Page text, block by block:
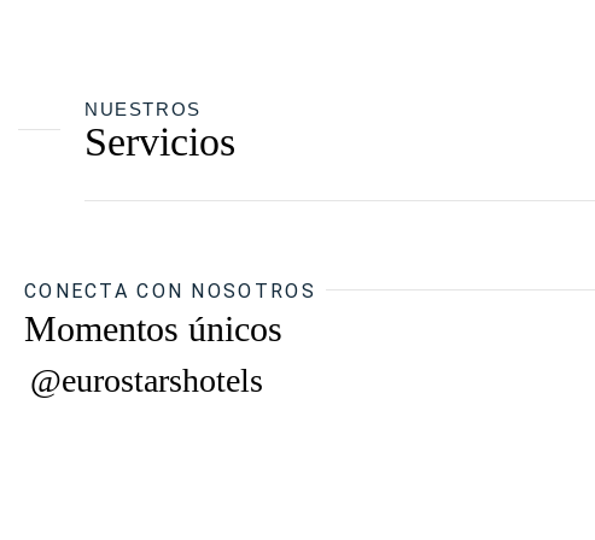
NUESTROS
Servicios
CONECTA CON NOSOTROS
Momentos únicos
@eurostarshotels